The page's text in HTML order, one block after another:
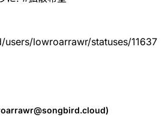
lowroarrawr/statuses/11637